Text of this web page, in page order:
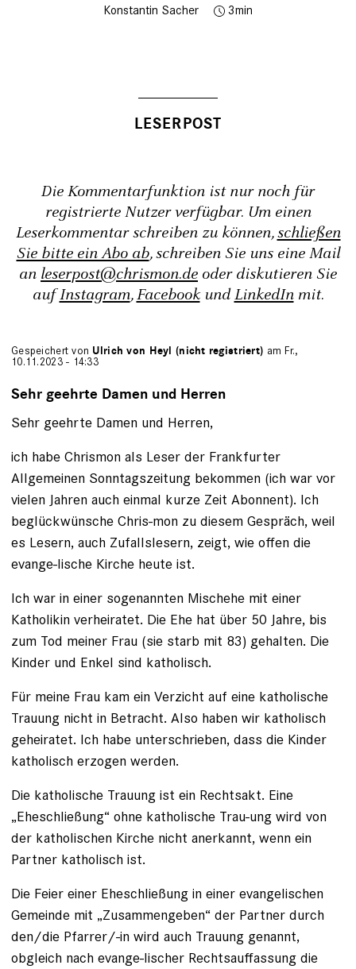
Konstantin Sacher 3
Die Kommentarfunktion ist nur noch für
registrierte Nutzer verfügbar. Um einen
Leserkommentar schreiben zu können,schließen
Sie bitte ein Abo ab, schreiben Sie uns eine Mail
an leserpost@chrismon.de oder diskutieren Sie
aufInstagram,FacebookundLinkedInmit.
Gespeichert von Ulrich von Heyl (nicht registriert) am Fr.,
10.11.2023 - 14:33
Sehr geehrte Damen und Herren
Sehr geehrte Damen und Herren,
ich habe Chrismon als Leser der Frankfurter
Allgemeinen Sonntagszeitung bekommen (ich war vor
vielen Jahren auch einmal kurze Zeit Abonnent). Ich
beglückwünsche Chris-mon zu diesem Gespräch, weil
es Lesern, auch Zufallslesern, zeigt, wie offen die
evange-lische Kirche heute ist.
Ich war in einer sogenannten Mischehe mit einer
Katholikin verheiratet. Die Ehe hat über 50 Jahre, bis
zum Tod meiner Frau (sie starb mit 83) gehalten. Die
Kinder und Enkel sind katholisch.
Für meine Frau kam ein Verzicht auf eine katholische
Trauung nicht in Betracht. Also haben wir katholisch
geheiratet. Ich habe unterschrieben, dass die Kinder
katholisch erzogen werden.
Die katholische Trauung ist ein Rechtsakt. Eine
„Eheschließung“ ohne katholische Trau-ung wird von
der katholischen Kirche nicht anerkannt, wenn ein
Partner katholisch ist.
Die Feier einer Eheschließung in einer evangelischen
Gemeinde mit „Zusammengeben“ der Partner durch
den/die Pfarrer/-in wird auch Trauung genannt,
obgleich nach evange-lischer Rechtsauffassung die